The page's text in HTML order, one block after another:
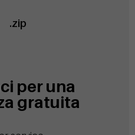
.zip
per una
gratuita